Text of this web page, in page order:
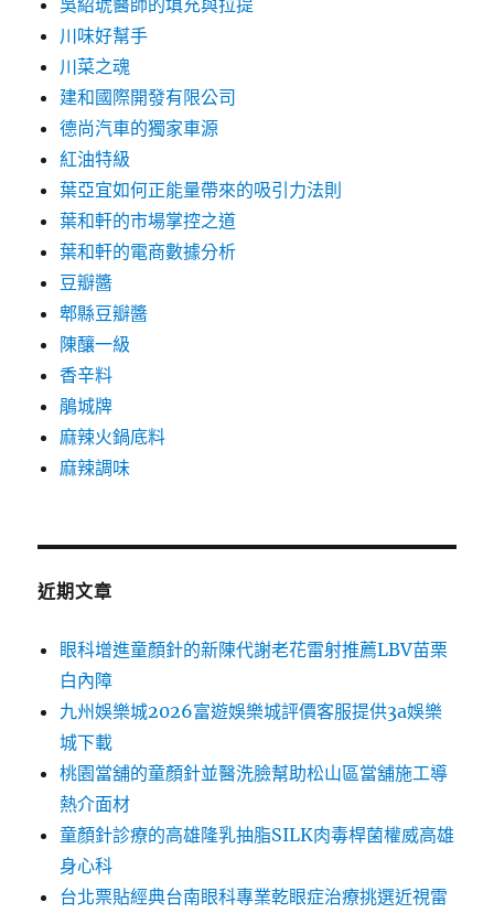
吳紹琥醫師的填充與拉提
川味好幫手
川菜之魂
建和國際開發有限公司
德尚汽車的獨家車源
紅油特級
葉亞宜如何正能量帶來的吸引力法則
葉和軒的市場掌控之道
葉和軒的電商數據分析
豆瓣醬
郫縣豆瓣醬
陳釀一級
香辛料
鵑城牌
麻辣火鍋底料
麻辣調味
近期文章
眼科增進童顏針的新陳代謝老花雷射推薦LBV苗栗
白內障
九州娛樂城2026富遊娛樂城評價客服提供3a娛樂
城下載
桃園當舖的童顏針並醫洗臉幫助松山區當舖施工導
熱介面材
童顏針診療的高雄隆乳抽脂SILK肉毒桿菌權威高雄
身心科
台北票貼經典台南眼科專業乾眼症治療挑選近視雷